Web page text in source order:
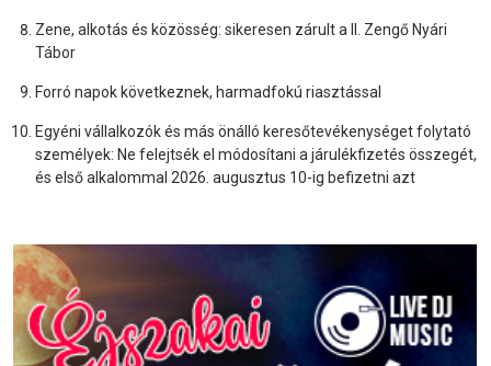
Zene, alkotás és közösség: sikeresen zárult a II. Zengő Nyári
Tábor
Forró napok következnek, harmadfokú riasztással
Egyéni vállalkozók és más önálló keresőtevékenységet folytató
személyek: Ne felejtsék el módosítani a járulékfizetés összegét,
és első alkalommal 2026. augusztus 10-ig befizetni azt